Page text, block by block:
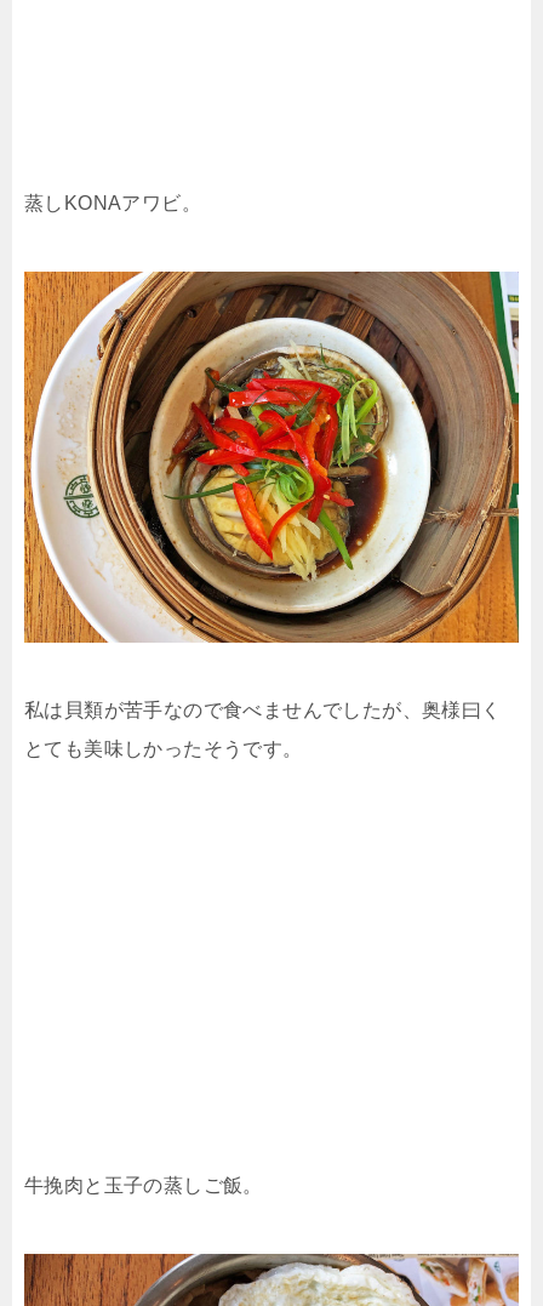
蒸しKONAアワビ。
私は貝類が苦手なので食べませんでしたが、奥様曰く
とても美味しかったそうです。
牛挽肉と玉子の蒸しご飯。